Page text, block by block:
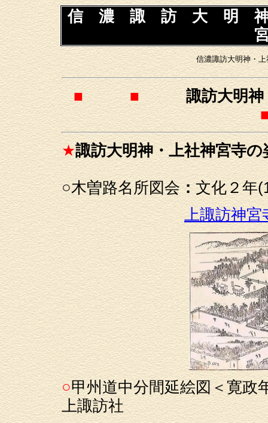
信 濃 諏 訪 大 明 神
信濃諏訪大明神・
■ ■諏訪大明
★諏訪大明神・上社神宮寺の
○木曽路名所図会：文化２年
上諏訪神宮
○甲州道中分間延絵図＜寛政
上諏訪社